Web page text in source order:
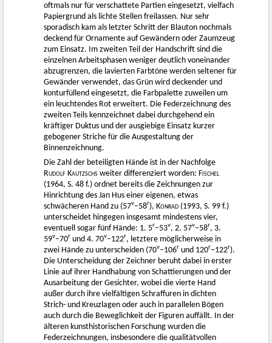
oftmals nur für verschattete Partien eingesetzt, vielfach
Papiergrund als lichte Stellen freilassen. Nur sehr
sporadisch kam als letzter Schritt der Blauton nochmals
deckend für Ornamente auf Gewändern oder Zaumzeug
zum Einsatz. Im zweiten Teil der Handschrift sind die
einzelnen Arbeitsphasen weniger deutlich voneinander
abzugrenzen, die lavierten Farbtöne werden seltener für
Gewänder verwendet, das Grün wird deckender und
konturfüllend eingesetzt, die Farbpalette zuweilen um
ein leuchtendes Rot erweitert. Die Federzeichnung des
zweiten Teils kennzeichnet dabei durchgehend ein
kräftiger Duktus und der ausgiebige Einsatz kurzer
gebogener Striche für die Ausgestaltung der
Binnenzeichnung.
Die Zahl der beteiligten Hände ist in der Nachfolge
Rudolf Kautzschs weiter differenziert worden: Fischel
(1964, S. 48 f.) ordnet bereits die Zeichnungen zur
Hinrichtung des Jan Hus einer eigenen, etwas
schwächeren Hand zu (57v–58r), Konrad (1993, S. 99 f.)
unterscheidet hingegen insgesamt mindestens vier,
eventuell sogar fünf Hände: 1. 5r–53v, 2. 57v–58r, 3.
59v–70r und 4. 70v–122r, letztere möglicherweise in
zwei Hände zu unterscheiden (70v–106r und 120r–122r).
Die Unterscheidung der Zeichner beruht dabei in erster
Linie auf ihrer Handhabung von Schattierungen und der
Ausarbeitung der Gesichter, wobei die vierte Hand
außer durch ihre vielfältigen Schraffuren in dichten
Strich- und Kreuzlagen oder auch in parallelen Bögen
auch durch die Beweglichkeit der Figuren auffällt. In der
älteren kunsthistorischen Forschung wurden die
Federzeichnungen, insbesondere die qualitätvollen